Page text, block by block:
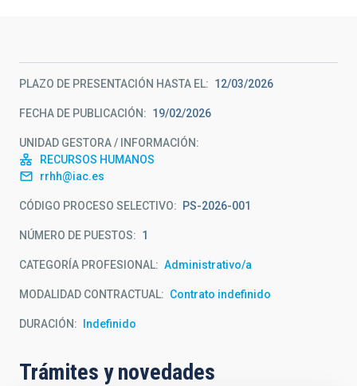
PLAZO DE PRESENTACIÓN HASTA EL 12/03/2026
FECHA DE PUBLICACIÓN 19/02/2026
UNIDAD GESTORA / INFORMACIÓN
RECURSOS HUMANOS
rrhh@iac.es
CÓDIGO PROCESO SELECTIVO PS-2026-001
NÚMERO DE PUESTOS 1
CATEGORÍA PROFESIONAL Administrativo/a
MODALIDAD CONTRACTUAL Contrato indefinido
DURACIÓN Indefinido
Trámites y novedades